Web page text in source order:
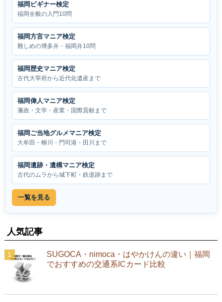
福岡ビギナー検定
福岡全般の入門10問
福岡方言マニア検定
難しめの博多弁・福岡弁10問
福岡歴史マニア検定
古代大宰府から近代化遺産まで
福岡偉人マニア検定
藩政・文学・産業・国際貢献まで
福岡ご当地グルメマニア検定
大牟田・柳川・門司港・田川まで
福岡遺跡・遺構マニア検定
古代のムラから城下町・鉄道跡まで
一覧を見る
人気記事
SUGOCA・nimoca・はやかけんの違い｜福岡
でおすすめの交通系ICカード比較